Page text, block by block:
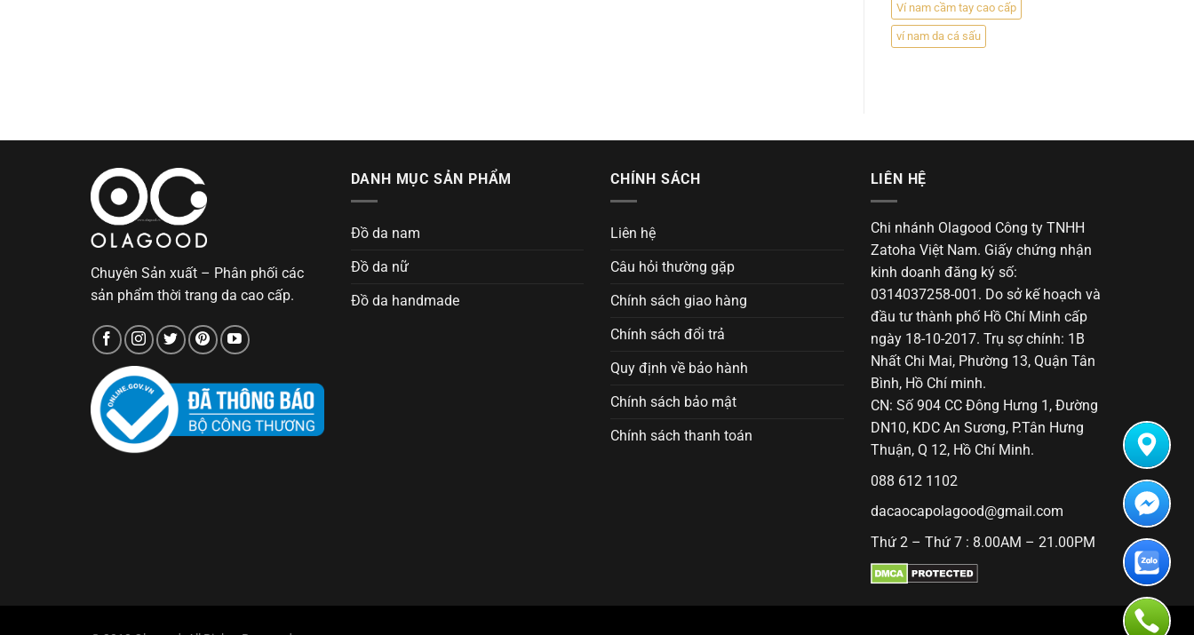
Ví nam cầm tay cao cấp
ví nam da cá sấu
Chuyên Sản xuất – Phân phối các
sản phẩm thời trang da cao cấp.
DANH MỤC SẢN PHẨM
Đồ da nam
Đồ da nữ
Đồ da handmade
CHÍNH SÁCH
Liên hệ
Câu hỏi thường gặp
Chính sách giao hàng
Chính sách đổi trả
Quy định về bảo hành
Chính sách bảo mật
Chính sách thanh toán
LIÊN HỆ
Chi nhánh Olagood Công ty TNHH
Zatoha Việt Nam. Giấy chứng nhận
kinh doanh đăng ký số:
0314037258-001. Do sở kế hoạch và
đầu tư thành phố Hồ Chí Minh cấp
ngày 18-10-2017. Trụ sợ chính: 1B
Nhất Chi Mai, Phường 13, Quận Tân
Bình, Hồ Chí minh.
CN: Số 904 CC Đông Hưng 1, Đường
DN10, KDC An Sương, P.Tân Hưng
Thuận, Q 12, Hồ Chí Minh.
088 612 1102
dacaocapolagood@gmail.com
Thứ 2 – Thứ 7 : 8.00AM – 21.00PM